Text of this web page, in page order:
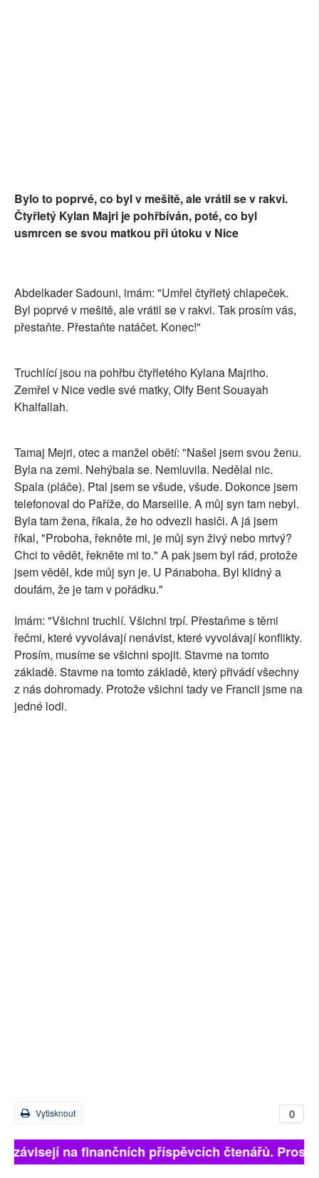
Bylo to poprvé, co byl v mešitě, ale vrátil se v rakvi.
Čtyřletý Kylan Majri je pohřbíván, poté, co byl
usmrcen se svou matkou při útoku v Nice
Abdelkader Sadouni, imám: "Umřel čtyřletý chlapeček.
Byl poprvé v mešitě, ale vrátil se v rakvi. Tak prosím vás,
přestaňte. Přestaňte natáčet. Konec!"
Truchlící jsou na pohřbu čtyřletého Kylana Majriho.
Zemřel v Nice vedle své matky, Olfy Bent Souayah
Khalfallah.
Tamaj Mejri, otec a manžel obětí: "Našel jsem svou ženu.
Byla na zemi. Nehýbala se. Nemluvila. Nedělal nic.
Spala (pláče). Ptal jsem se všude, všude. Dokonce jsem
telefonoval do Paříže, do Marseille. A můj syn tam nebyl.
Byla tam žena, říkala, že ho odvezli hasiči. A já jsem
říkal, "Proboha, řekněte mi, je můj syn živý nebo mrtvý?
Chci to vědět, řekněte mi to." A pak jsem byl rád, protože
jsem věděl, kde můj syn je. U Pánaboha. Byl klidný a
doufám, že je tam v pořádku."
Imám: "Všichni truchlí. Všichni trpí. Přestaňme s těmi
řečmi, které vyvolávají nenávist, které vyvolávají konflikty.
Prosím, musíme se všichni spojit. Stavme na tomto
základě. Stavme na tomto základě, který přivádí všechny
z nás dohromady. Protože všichni tady ve Francii jsme na
jedné lodi.
0
Vytisknout
na finančních příspěvcích čtenářů.